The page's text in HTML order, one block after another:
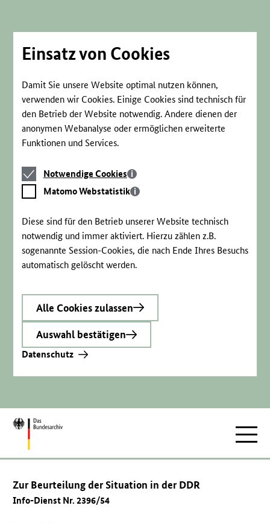
Einsatz von Cookies
Damit Sie unsere Website optimal nutzen können,
verwenden wir Cookies. Einige Cookies sind technisch für
den Betrieb der Website notwendig. Andere dienen der
anonymen Webanalyse oder ermöglichen erweiterte
Funktionen und Services.
Notwendige
Cookies
Notwendige Cookies
Matomo
Webstatistik
Matomo Webstatistik
Diese sind für den Betrieb unserer Website technisch
notwendig und immer aktiviert. Hierzu zählen z.B.
sogenannte Session-Cookies, die nach Ende Ihres Besuchs
automatisch gelöscht werden.
Alle Cookies zulassen
Auswahl bestätigen
Datenschutz
Zur
Zur Beurteilung der Situation in der DDR
Info-Dienst Nr. 2396/54